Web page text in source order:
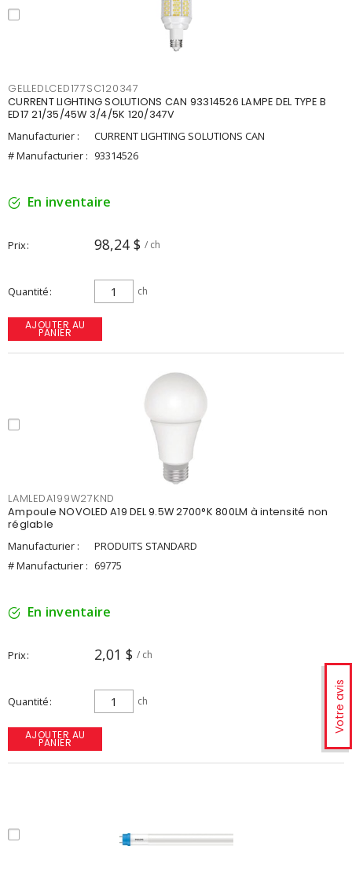
Votre avis
GELLEDLCED177SC120347
CURRENT LIGHTING SOLUTIONS CAN 93314526 LAMPE DEL TYPE B
ED17 21/35/45W 3/4/5K 120/347V
Manufacturier :
CURRENT LIGHTING SOLUTIONS CAN
# Manufacturier : 93314526
En inventaire
Prix 98,24 $ / ch
Quantité ch
AJOUTER AU
PANIER
LAMLEDA199W27KND
Ampoule NOVOLED A19 DEL 9.5W 2700°K 800LM à intensité non
réglable
Manufacturier :
PRODUITS STANDARD
# Manufacturier : 69775
En inventaire
Prix 2,01 $ / ch
Quantité ch
AJOUTER AU
PANIER